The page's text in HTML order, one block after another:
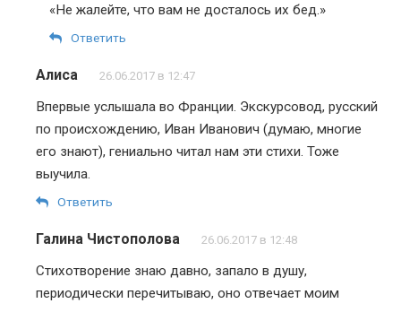
«Не жалейте, что вам не досталось их бед.»
Ответить
Алиса 26.06.2017 в 12:47
Впервые услышала во Франции. Экскурсовод, русский
по происхождению, Иван Иванович (думаю, многие
его знают), гениально читал нам эти стихи. Тоже
выучила.
Ответить
Галина Чистополова 26.06.2017 в 12:48
Стихотворение знаю давно, запало в душу,
периодически перечитываю, оно отвечает моим